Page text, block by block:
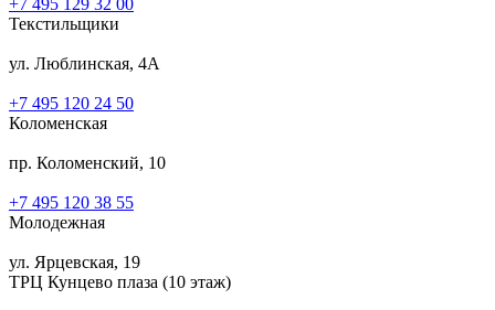
Текстильщики
ул. Люблинская, 4А
+7 495 120 24 50
Коломенская
пр. Коломенский, 10
+7 495 120 38 55
Молодежная
ул. Ярцевская, 19
ТРЦ Кунцево плаза (10 этаж)